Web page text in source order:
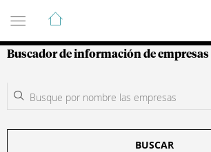
Guía de Empresas
Buscador de información de empresas
BUSCAR